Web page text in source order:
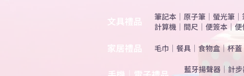
​文具禮品 筆記本 ｜ 原子筆 ｜ 螢光筆 ｜
計算機 ｜ 間尺 ｜ 便簽本 ｜便
​家居禮品 ​毛巾 ｜ 餐具 ｜ 食物盒 ｜杯蓋
​藍牙揚聲器 ｜ 計